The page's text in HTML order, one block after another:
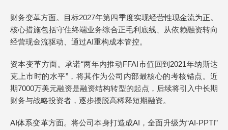
财务变革方面。目标2027年第四季度实现经营性现金流为正。
核心措施包括守住终端业务综合正毛利底线、从依赖融资转向
经营现金流驱动、通过AI重构成本管控。
资本变革方面。承诺“两年内推动FFAI市值回到2021年纳斯达
克上市时的水平”，将其作为公司内部最核心的考核锚点。近
期7000万美元融资是融资结构转型的起点，后续将引入中长期
财务与战略投资者，逐步摆脱高稀释短期融资。
AI体系变革方面。将公司本身打造成AI，全面升级为“AI-PPTI”